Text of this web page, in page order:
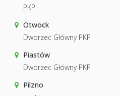
PKP
Otwock
Dworzec Główny PKP
Piastów
Dworzec Główny PKP
Pilzno